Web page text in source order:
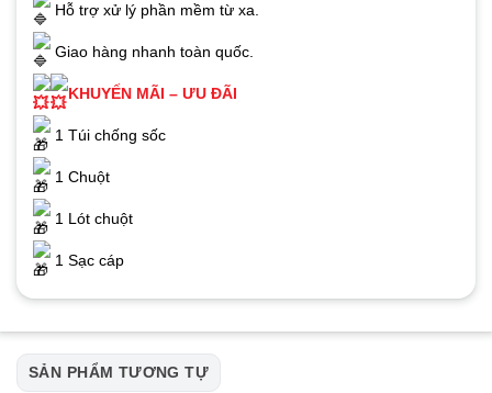
Hỗ trợ xử lý phần mềm từ xa.
Giao hàng nhanh toàn quốc.
KHUYẾN MÃI – ƯU ĐÃI
1 Túi chống sốc
1 Chuột
1 Lót chuột
1 Sạc cáp
SẢN PHẨM TƯƠNG TỰ